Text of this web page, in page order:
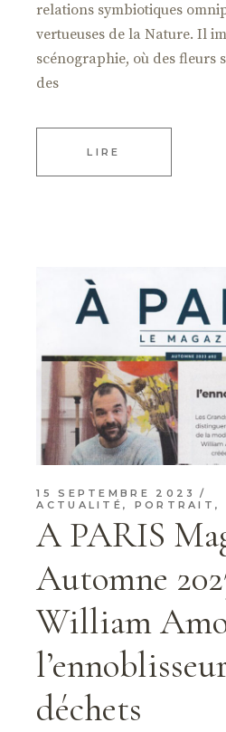
relations symbiotiques
vertueuses de la Nature. Il
scénographie, où des fleurs
des
LIRE
15 SEPTEMBRE 2023
ACTUALITÉ, PORTRAIT,
A PARIS
Automne
William
déchets